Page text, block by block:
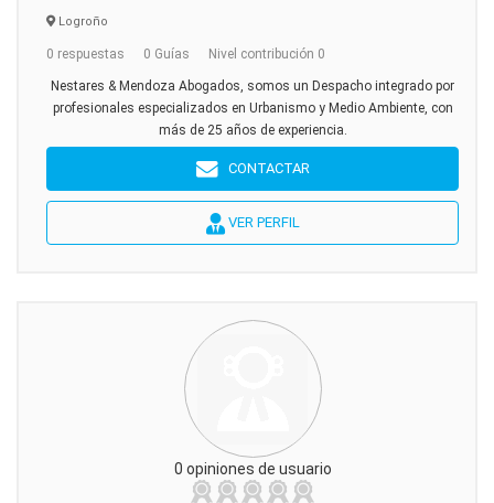
Logroño
0 respuestas 0 Guías Nivel contribución 0
Nestares & Mendoza Abogados, somos un Despacho integrado por
profesionales especializados en Urbanismo y Medio Ambiente, con
más de 25 años de experiencia.
CONTACTAR
VER PERFIL
0 opiniones de usuario